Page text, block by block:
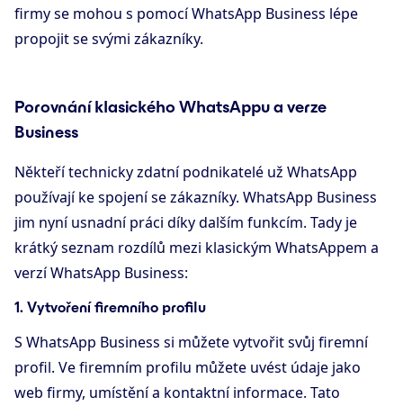
firmy se mohou s pomocí WhatsApp Business lépe
propojit se svými zákazníky.
Porovnání klasického WhatsAppu a verze
Business
Někteří technicky zdatní podnikatelé už WhatsApp
používají ke spojení se zákazníky. WhatsApp Business
jim nyní usnadní práci díky dalším funkcím. Tady je
krátký seznam rozdílů mezi klasickým WhatsAppem a
verzí WhatsApp Business:
1. Vytvoření firemního profilu
S WhatsApp Business si můžete vytvořit svůj firemní
profil. Ve firemním profilu můžete uvést údaje jako
web firmy, umístění a kontaktní informace. Tato